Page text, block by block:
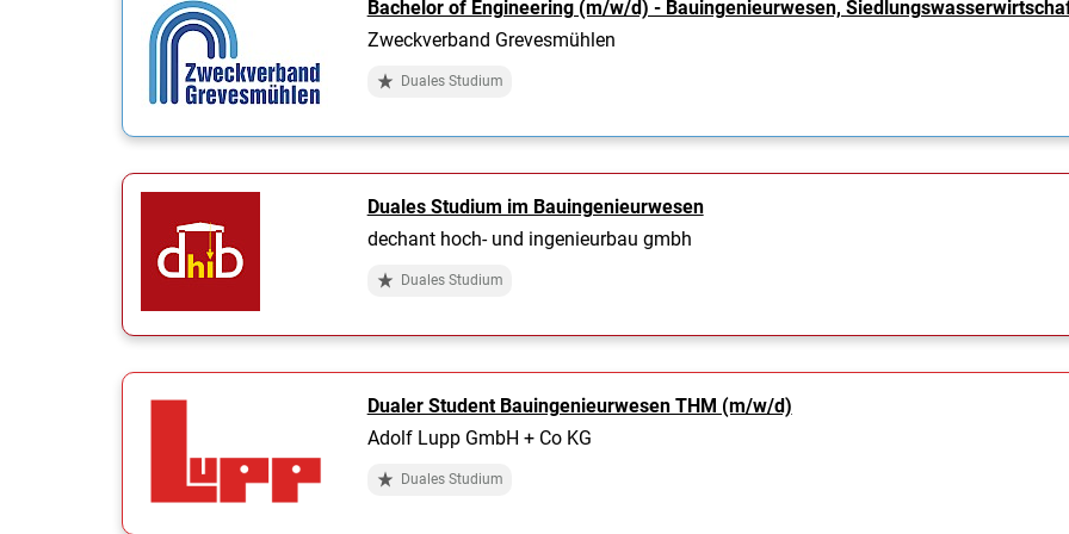
Bachelor of Engineering (m/w/d) - Bauingenieurwesen,
Zweckverband Grevesmühlen
Duales Studium
Duales Studium im Bauingenieurwesen
dechant hoch- und ingenieurbau gmbh
Duales Studium
Dualer Student Bauingenieurwesen THM (m/w/d)
Adolf Lupp GmbH + Co KG
Duales Studium